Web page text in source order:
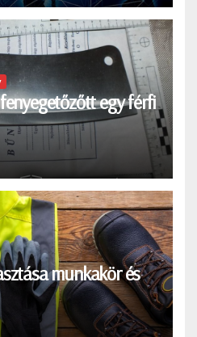
egy férfi
munkakör és